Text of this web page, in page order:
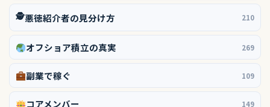
🕵️悪徳紹介者の見分け方 210
オフショア積立の真実 269
副業で稼ぐ 109
コアメンバー 149